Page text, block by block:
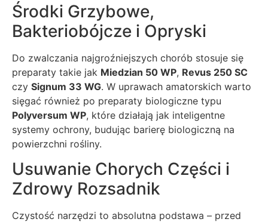
Środki Grzybowe,
Bakteriobójcze i Opryski
Do zwalczania najgroźniejszych chorób stosuje się
preparaty takie jak Miedzian 50 WP, Revus 250 SC
czy Signum 33 WG. W uprawach amatorskich warto
sięgać również po preparaty biologiczne typu
Polyversum WP, które działają jak inteligentne
systemy ochrony, budując barierę biologiczną na
powierzchni rośliny.
Usuwanie Chorych Części i
Zdrowy Rozsadnik
Czystość narzędzi to absolutna podstawa – przed